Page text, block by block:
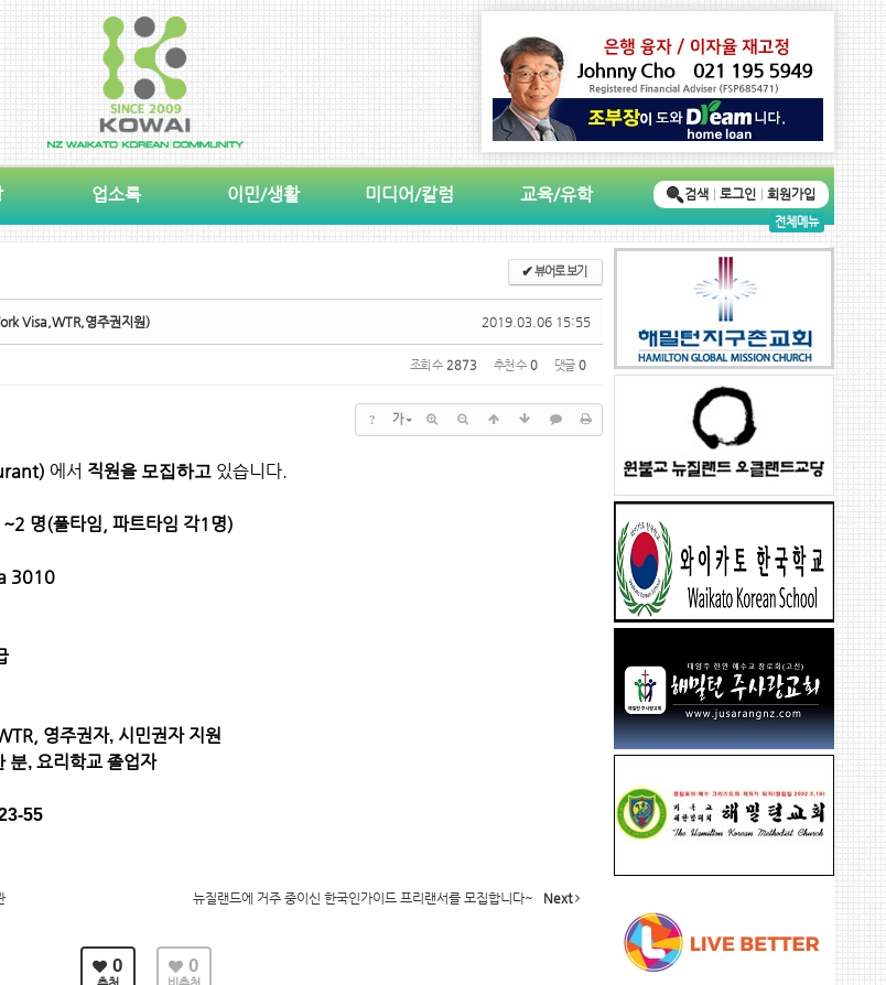
업소록 이민/생활 미디어/칼럼 교육/유학 검색 로그인 회원가입
전체메뉴
✔뷰어로 보기
2019.03.06 15:55
Visa,WTR,영주권지원)
조회 수 2873 추천 수 0 댓글 0
? 가
에서 직원을 모집하고 있습니다.
명(풀타임, 파트타임 각1명)
3010
영주권자, 시민권자 지원
분, 요리학교 졸업자
55
뉴질랜드에 거주 중이신 한국인가이드 프리랜서를 모집합니다~ Next
0 0